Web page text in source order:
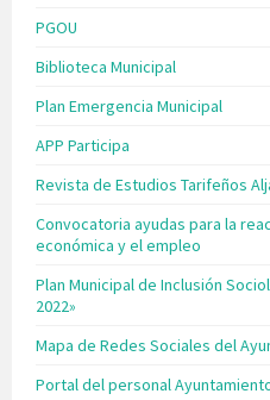
PGOU
Biblioteca Municipal
Plan Emergencia Municipal
APP Participa
Revista de Estudios Tarifeños
Convocatoria ayudas para la
económica y el empleo
Plan Municipal de Inclusión
2022»
Mapa de Redes Sociales del
Portal del personal